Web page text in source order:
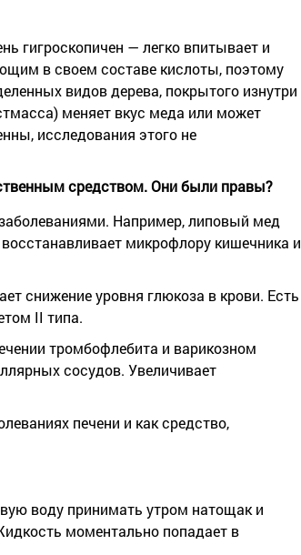
гигроскопичен — легко впитывает и
в своем составе кислоты, поэтому
видов дерева, покрытого изнутри
меняет вкус меда или может
исследования этого не
средством. Они были правы?
Например, липовый мед
микрофлору кишечника и
снижение уровня глюкоза в крови. Есть
II типа.
тромбофлебита и варикозном
сосудов. Увеличивает
печени и как средство,
воду принимать утром натощак и
моментально попадает в